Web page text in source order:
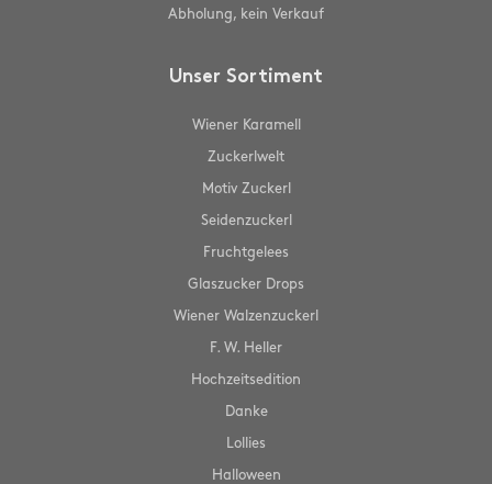
Abholung, kein Verkauf
Unser Sortiment
Wiener Karamell
Zuckerlwelt
Motiv Zuckerl
Seidenzuckerl
Fruchtgelees
Glaszucker Drops
Wiener Walzenzuckerl
F. W. Heller
Hochzeitsedition
Danke
Lollies
Halloween